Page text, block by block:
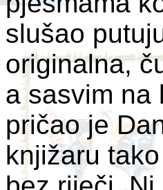
slušao
originalna,
a sasvim na
pričao je
knjižaru